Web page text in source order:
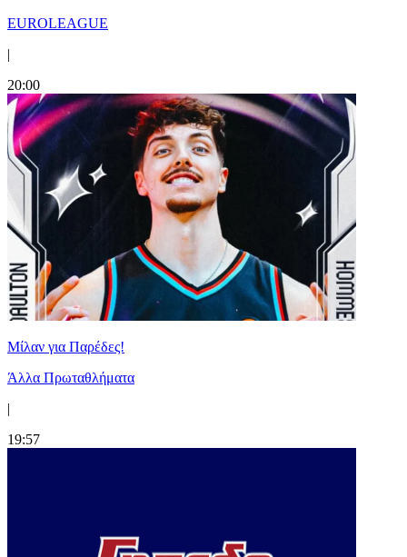
EUROLEAGUE
|
20:00
Μίλαν για Παρέδες!
Άλλα Πρωταθλήματα
|
19:57